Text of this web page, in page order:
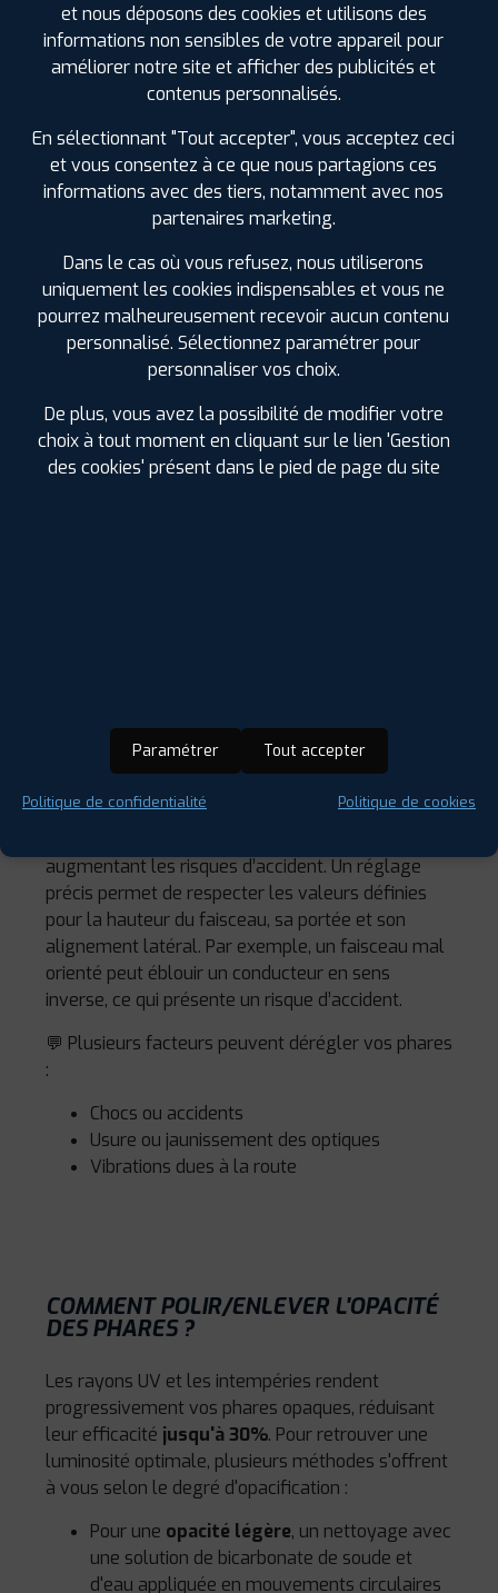
RÉNOVATION DES OPTIQUES DE PHARE
récents ont tendance àse terniravec le temps à
cause des rayons UV, de la poussière, des
insectes… Résultat : une baisse de luminosité
dangereuse. Cela peut être particulièrement
inverse, car un faisceau lumineux faible
augmente les risques d’accidents. La rénovation
des phares permet de leur redonner leur
transparence d’origine grâce à :
Des phases de ponçage selon l’état
Le polissage et le lustrage
Le nettoyage final
RÉGLAGE DES PHARES : UN IMPÉRATIF
SÉCURITÉ
Des phares mal réglés peuvent
éblouir les
augmentant les risques d’accident. Un réglage
précis permet de respecter les valeurs définies
pour la hauteur du faisceau, sa portée et son
alignement latéral. Par exemple, un faisceau mal
orienté peut éblouir un conducteur en sens
inverse, ce qui présente un risque d’accident.
💬 Plusieurs facteurs peuvent dérégler vos phares
:
Chocs ou accidents
Usure ou jaunissement des optiques
Vibrations dues à la route
COMMENT POLIR/ENLEVER L'OPACITÉ
DES PHARES ?
Les rayons UV et les intempéries rendent
progressivement vos phares opaques, réduisant
leur efficacité jusqu'à 30%. Pour retrouver une
luminosité optimale, plusieurs méthodes s'offrent
à vous selon le degré d'opacification :
Pour une opacité légère, un nettoyage avec
une solution de bicarbonate de soude et
d'eau appliquée en mouvements circulaires
et nous déposons des cookies et utilisons des
informations non sensibles de votre appareil pour
améliorer notre site et afficher des publicités et
contenus personnalisés.
En sélectionnant "Tout accepter", vous acceptez ceci
et vous consentez à ce que nous partagions ces
informations avec des tiers, notamment avec nos
partenaires marketing.
Dans le cas où vous refusez, nous utiliserons
uniquement les cookies indispensables et vous ne
pourrez malheureusement recevoir aucun contenu
personnalisé. Sélectionnez paramétrer pour
personnaliser vos choix.
De plus, vous avez la possibilité de modifier votre
choix à tout moment en cliquant sur le lien 'Gestion
des cookies' présent dans le pied de page du site
Paramétrer Tout accepter
Politique de confidentialité Politique de cookies